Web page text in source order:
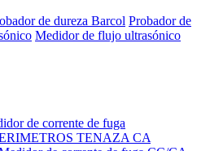
de dureza Barcol Probador de
Medidor de flujo ultrasónico
de corrente de fuga
TENAZA CA